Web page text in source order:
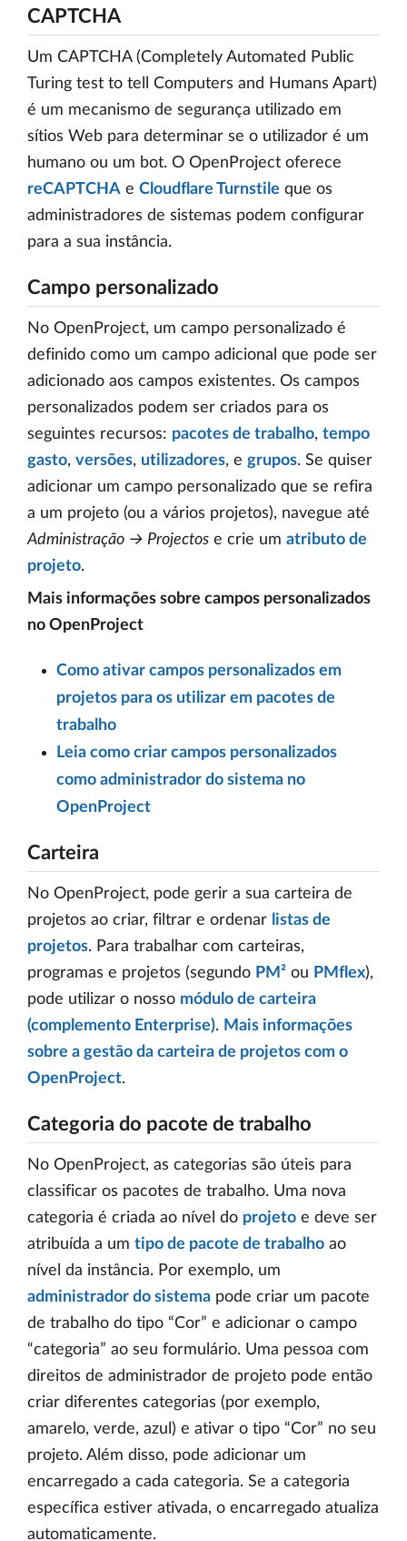
CAPTCHA
Um CAPTCHA (Completely Automated Public
Turing test to tell Computers and Humans Apart)
é um mecanismo de segurança utilizado em
sítios Web para determinar se o utilizador é um
humano ou um bot. O OpenProject oferece
reCAPTCHA e Cloudflare Turnstile que os
administradores de sistemas podem configurar
para a sua instância.
Campo personalizado
No OpenProject, um campo personalizado é
definido como um campo adicional que pode ser
adicionado aos campos existentes. Os campos
personalizados podem ser criados para os
seguintes recursos: pacotes de trabalho, tempo
gasto, versões, utilizadores, e grupos. Se quiser
adicionar um campo personalizado que se refira
a um projeto (ou a vários projetos), navegue até
Administração → Projectos e crie um atributo de
projeto.
Mais informações sobre campos personalizados
no OpenProject
Como ativar campos personalizados em
projetos para os utilizar em pacotes de
trabalho
Leia como criar campos personalizados
como administrador do sistema no
OpenProject
Carteira
No OpenProject, pode gerir a sua carteira de
projetos ao criar, filtrar e ordenar listas de
projetos. Para trabalhar com carteiras,
programas e projetos (segundo PM² ou PMflex),
pode utilizar o nosso módulo de carteira
(complemento Enterprise). Mais informações
sobre a gestão da carteira de projetos com o
OpenProject.
Categoria do pacote de trabalho
No OpenProject, as categorias são úteis para
classificar os pacotes de trabalho. Uma nova
categoria é criada ao nível do projeto e deve ser
atribuída a um tipo de pacote de trabalho ao
nível da instância. Por exemplo, um
administrador do sistema pode criar um pacote
de trabalho do tipo “Cor” e adicionar o campo
“categoria” ao seu formulário. Uma pessoa com
direitos de administrador de projeto pode então
criar diferentes categorias (por exemplo,
amarelo, verde, azul) e ativar o tipo “Cor” no seu
projeto. Além disso, pode adicionar um
encarregado a cada categoria. Se a categoria
específica estiver ativada, o encarregado atualiza
automaticamente.